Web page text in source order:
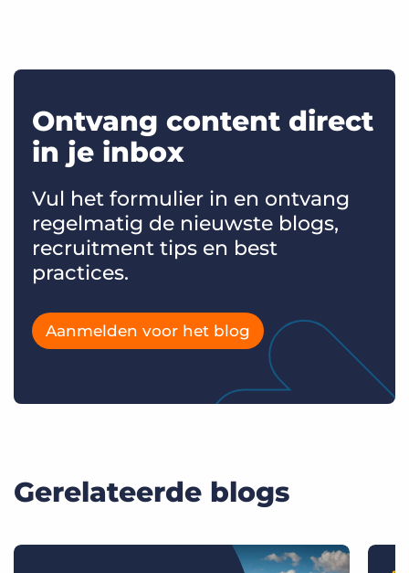
Ontvang content direct
in je inbox
Vul het formulier in en ontvang
regelmatig de nieuwste blogs,
recruitment tips en best
practices.
Aanmelden voor het blog
Gerelateerde blogs